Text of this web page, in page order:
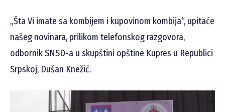
„Šta Vi imate sa kombijem i kupovinom kombija“, upitaće
našeg novinara, prilikom telefonskog razgovora,
odbornik SNSD-a u skupštini opštine Kupres u Republici
Srpskoj, Dušan Knežić.